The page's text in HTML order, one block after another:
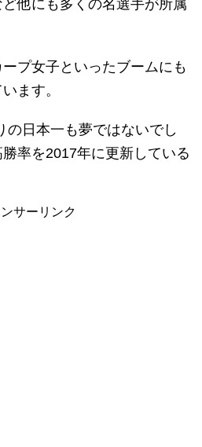
他にも多くの名選手が所属
プ女子といったブームにも
ます。
の日本一も夢ではないでし
率を2017年に更新している
サーリンク